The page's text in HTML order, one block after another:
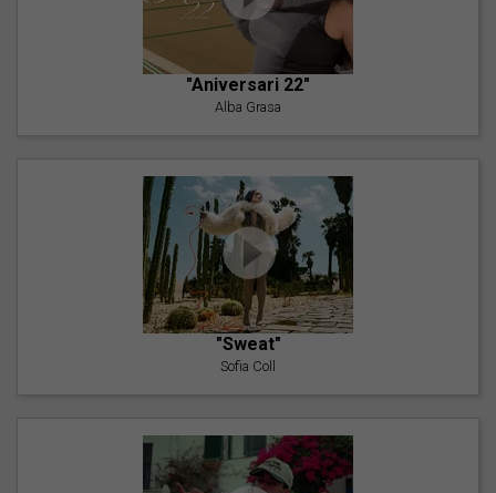
"Aniversari 22"
Alba Grasa
"Sweat"
Sofia Coll